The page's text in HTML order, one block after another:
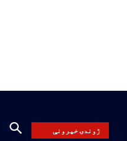
ژوندۍ خپرونې